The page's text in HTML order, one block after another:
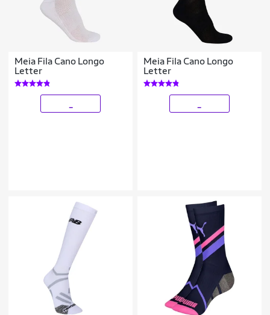
Meia Fila Cano Longo
Letter
Meia Fila Cano Longo
Letter